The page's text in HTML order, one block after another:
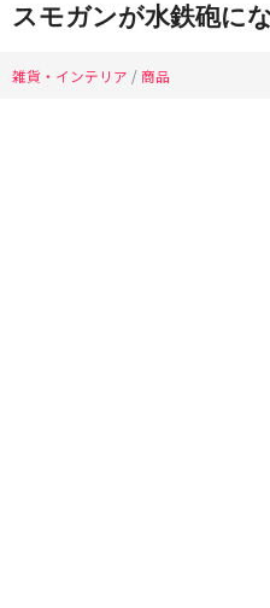
スモガンが水鉄砲に
雑貨・インテリア /商品